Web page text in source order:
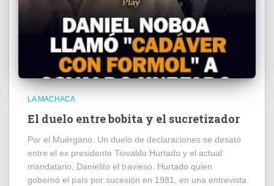
LA MACHACA
El duelo entre bobita y el sucretizador
Por el Muérgano. Un duelo de declaraciones se desató
entre el ex presidente Tiovaldo Hurtado y el actual
mandatario, Danielito el travieso. Hurtado quien
gobernó el país por sucesión en 1981, en una entrevista